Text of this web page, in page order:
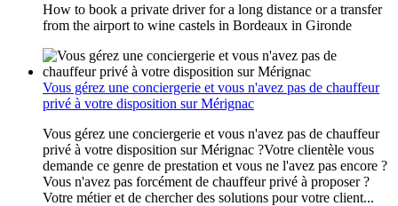
How to book a private driver for a long distance or a transfer
from the airport to wine castels in Bordeaux in Gironde
Vous gérez une conciergerie et vous n'avez pas de chauffeur
privé à votre disposition sur Mérignac
Vous gérez une conciergerie et vous n'avez pas de chauffeur
privé à votre disposition sur Mérignac ?Votre clientèle vous
demande ce genre de prestation et vous ne l'avez pas encore ?
Vous n'avez pas forcément de chauffeur privé à proposer ?
Votre métier et de chercher des solutions pour votre client...